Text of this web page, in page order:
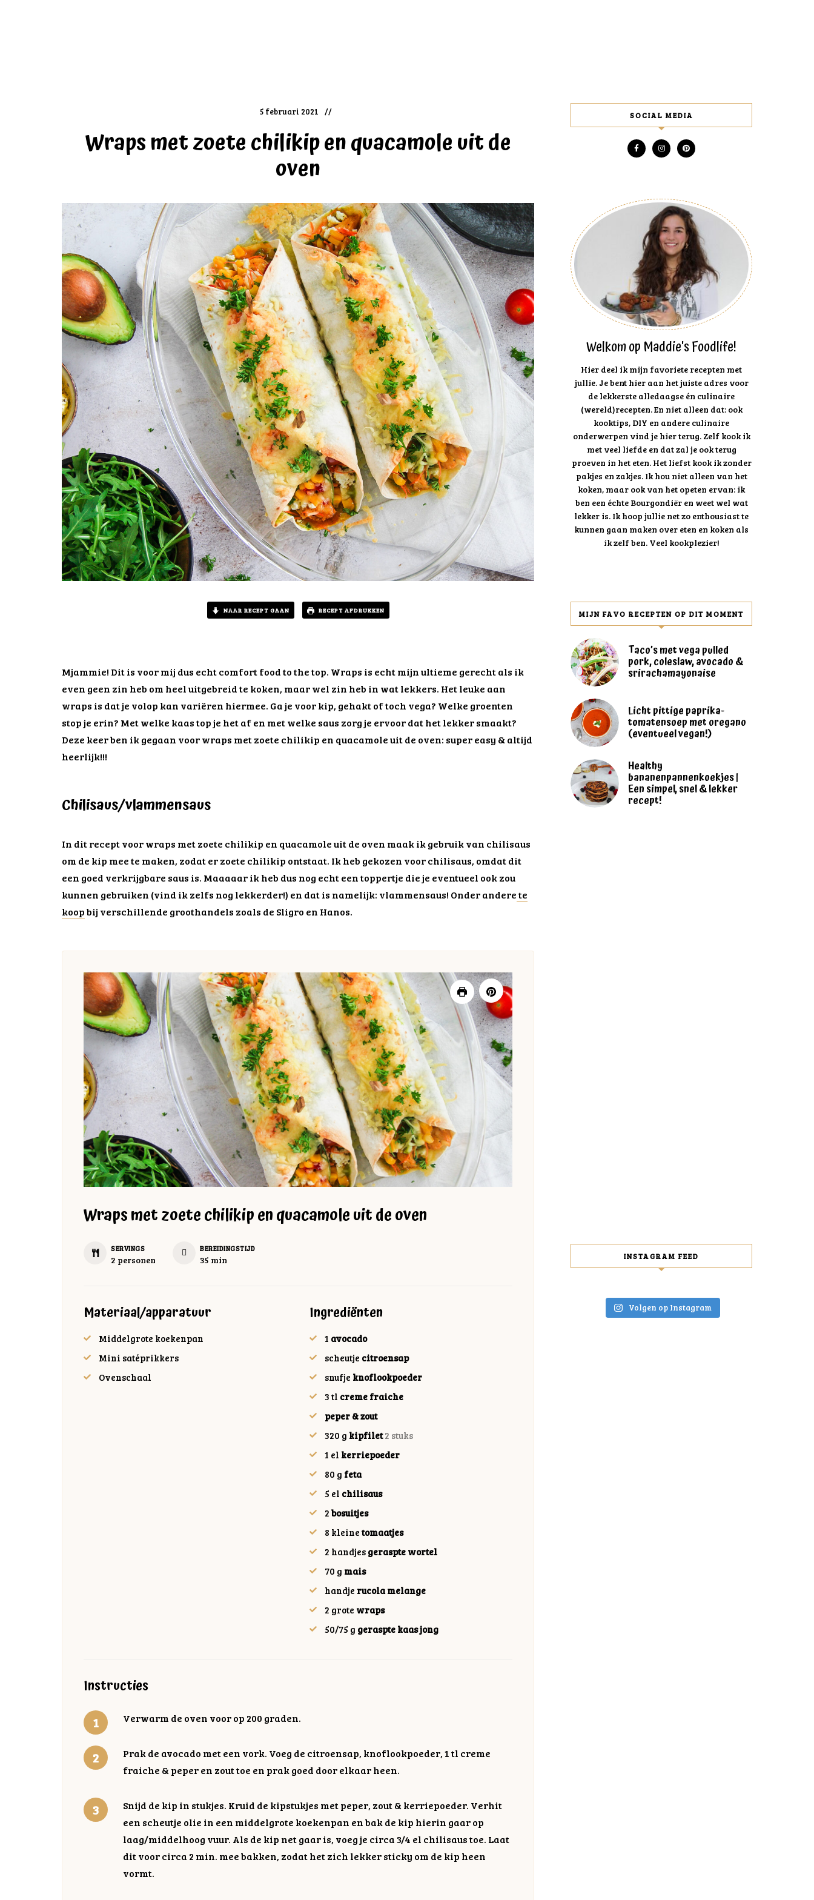
5 februari 2021
Wraps met zoete chilikip en quacamole uit de
oven
NAAR RECEPT GAAN RECEPT AFDRUKKEN
Mjammie! Dit is voor mij dus echt comfort food to the top. Wraps is echt mijn ultieme gerecht als ik
even geen zin heb om heel uitgebreid te koken, maar wel zin heb in wat lekkers. Het leuke aan
wraps is dat je volop kan variëren hiermee. Ga je voor kip, gehakt of toch vega? Welke groenten
stop je erin? Met welke kaas top je het af en met welke saus zorg je ervoor dat het lekker smaakt?
Deze keer ben ik gegaan voor wraps met zoete chilikip en quacamole uit de oven: super easy & altijd
heerlijk!!!
Chilisaus/vlammensaus
In dit recept voor wraps met zoete chilikip en quacamole uit de oven maak ik gebruik van chilisaus
om de kip mee te maken, zodat er zoete chilikip ontstaat. Ik heb gekozen voor chilisaus, omdat dit
een goed verkrijgbare saus is. Maaaaar ik heb dus nog echt een toppertje die je eventueel ook zou
kunnen gebruiken (vind ik zelfs nog lekkerder!) en dat is namelijk: vlammensaus! Onder anderete
koopbij verschillende groothandels zoals de Sligro en Hanos.
Wraps met zoete chilikip en quacamole uit de oven
SERVINGS
2 personen
BEREIDINGSTIJD
35 minuten
min
Materiaal/apparatuur
Middelgrote koekenpan
Mini satéprikkers
Ovenschaal
Ingrediënten
1 avocado
scheutje citroensap
snufje knoflookpoeder
3 tl creme fraiche
peper & zout
320 g kipfilet 2 stuks
1 el kerriepoeder
80 g feta
5 el chilisaus
2 bosuitjes
8 kleine tomaatjes
2 handjes geraspte wortel
70 g mais
handje rucola melange
2 grote wraps
50/75 g geraspte kaas jong
Instructies
Verwarm de oven voor op 200 graden.
Prak de avocado met een vork. Voeg de citroensap, knoflookpoeder, 1 tl creme
fraiche & peper en zout toe en prak goed door elkaar heen.
Snijd de kip in stukjes. Kruid de kipstukjes met peper, zout & kerriepoeder. Verhit
een scheutje olie in een middelgrote koekenpan en bak de kip hierin gaar op
laag/middelhoog vuur. Als de kip net gaar is, voeg je circa 3/4 el chilisaus toe. Laat
dit voor circa 2 min. mee bakken, zodat het zich lekker sticky om de kip heen
vormt.
SOCIAL MEDIA
Welkom op Maddie's Foodlife!
Hier deel ik mijn favoriete recepten met
jullie. Je bent hier aan het juiste adres voor
de lekkerste alledaagse én culinaire
(wereld)recepten. En niet alleen dat: ook
kooktips, DIY en andere culinaire
onderwerpen vind je hier terug. Zelf kook ik
met veel liefde en dat zal je ook terug
proeven in het eten. Het liefst kook ik zonder
pakjes en zakjes. Ik hou niet alleen van het
koken, maar ook van het opeten ervan: ik
ben een échte Bourgondiër en weet wel wat
lekker is. Ik hoop jullie net zo enthousiast te
kunnen gaan maken over eten en koken als
ik zelf ben. Veel kookplezier!
MIJN FAVO RECEPTEN OP DIT MOMENT
Taco’s met vega pulled
pork, coleslaw, avocado &
srirachamayonaise
Licht pittige paprika-
tomatensoep met oregano
(eventueel vegan!)
Healthy
bananenpannenkoekjes |
Een simpel, snel & lekker
recept!
INSTAGRAM FEED
Volgen op Instagram